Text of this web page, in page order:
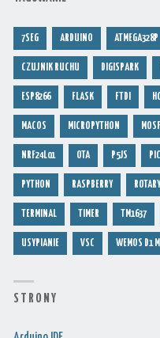
7SEG ARDUINO ATMEGA328P
CZUJNIK RUCHU DIGISPARK
ESP8266 FLASK FTDI
MACOS MICROPYTHON
NRF24L01 OTA P5JS
PYTHON RASPBERRY
TERMINAL TIMER TM1637
USYPIANIE VSC WEMOS D1
S T R O N Y